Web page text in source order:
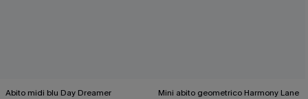
Abito midi blu Day Dreamer Mini abito geometrico Harmony Lane